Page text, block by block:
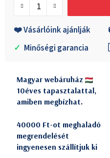
❤️ Vásárlóink ajánlják
✓ Minőségi garancia
Magyar webáruház
10éves tapasztalattal,
amiben megbízhat.
40000 Ft-ot meghaladó
megrendelését
ingyenesen szállítjuk ki